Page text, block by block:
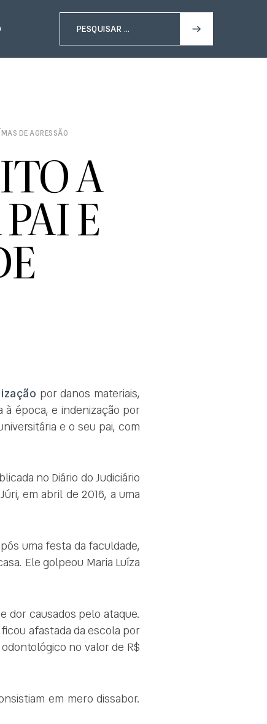
DE AGRESSÃO
A
E
por danos materiais,
à época, e indenização por
e o seu pai, com
no Diário do Judiciário
em abril de 2016, a uma
uma festa da faculdade,
Ele golpeou Maria Luíza
dor causados pelo ataque.
afastada da escola por
no valor de R$
em mero dissabor.